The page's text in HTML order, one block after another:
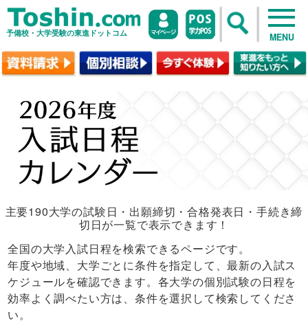
予備校・大学受験の東進ドットコム MENU
主要190大学の試験日・出願締切・合格発表日・手続き締
切日が一覧で表示できます！
全国の大学入試日程を検索できるページです。
年度や地域、大学ごとに条件を指定して、最新の入試ス
ケジュールを確認できます。各大学の個別試験の日程を
効率よく調べたい方は、条件を選択して検索してくださ
い。